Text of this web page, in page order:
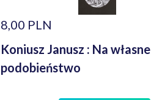
8,00 PLN
Koniusz Janusz : Na własne
podobieństwo